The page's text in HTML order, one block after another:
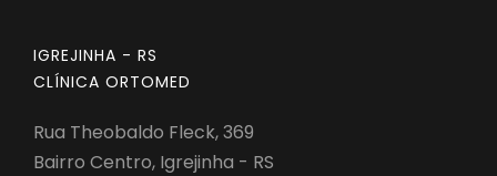
IGREJINHA - RS
CLÍNICA ORTOMED
Rua Theobaldo Fleck, 369
Bairro Centro, Igrejinha - RS